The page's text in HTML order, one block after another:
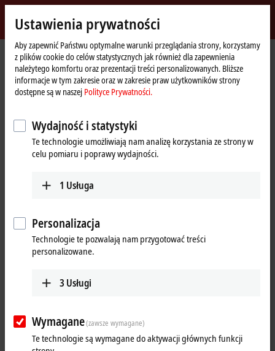
Beckhoff
-
New
Automation
Technology
Strona
główna
Products Automation
TwinSAFE
Product finder TwinSAFE software
Product finder TwinSAFE software
The product finder only works on devices with a larger display.
Tabular product overview
content.
Tabular product overview
Ustawienia prywatności
Aby zapewnić Państwu optymalne warunki przeglądania strony, korzystamy
z plików cookie do celów statystycznych jak również dla zapewnienia
należytego komfortu oraz prezentacji treści personalizowanych. Bliższe
informacje w tym zakresie oraz w zakresie praw użytkowników strony
dostępne są w naszej Polityce Prywatności.
Wydajność i statystyki
Te technologie umożliwiają nam analizę korzystania ze strony w
celu pomiaru i poprawy wydajności.
1 Usługa
Personalizacja
Technologie te pozwalają nam przygotować treści
personalizowane.
3 Usługi
Wymagane(zawsze wymagane)
Te technologie są wymagane do aktywacji głównych funkcji